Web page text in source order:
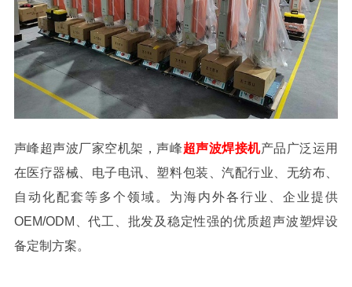
声峰超声波厂家空机架，声峰超声波焊接机产品广泛运用
在医疗器械、电子电讯、塑料包装、汽配行业、无纺布、
自动化配套等多个领域。为海内外各行业、企业提供
OEM/ODM、代工、批发及稳定性强的优质超声波塑焊设
备定制方案。